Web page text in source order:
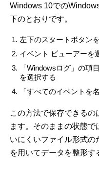
Windows 10での
下のとおりです。
左下のスタートボタン
イベント ビューアーを
「Windowsログ」の項
を選択する
「すべてのイベントを
この方法で保存できるの
ます。そのままの状態
いにくいファイル形式
を用いてデータを整形す